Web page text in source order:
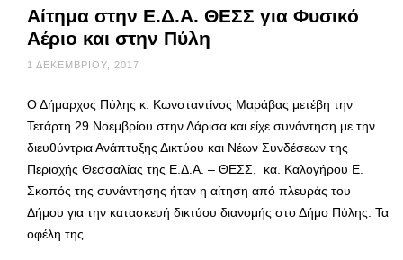
Αίτημα στην Ε.Δ.Α. ΘΕΣΣ για Φυσικό
Αέριο και στην Πύλη
1 ΔΕΚΕΜΒΡΊΟΥ, 2017
Ο Δήμαρχος Πύλης κ. Κωνσταντίνος Μαράβας μετέβη την
Τετάρτη 29 Νοεμβρίου στην Λάρισα και είχε συνάντηση με την
διευθύντρια Ανάπτυξης Δικτύου και Νέων Συνδέσεων της
Περιοχής Θεσσαλίας της Ε.Δ.Α. – ΘΕΣΣ, κα. Καλογήρου E.
Σκοπός της συνάντησης ήταν η αίτηση από πλευράς του
Δήμου για την κατασκευή δικτύου διανομής στο Δήμο Πύλης. Τα
οφέλη της …